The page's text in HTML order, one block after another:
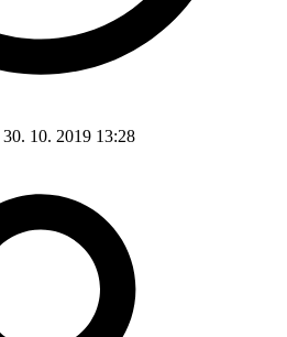
30. 10. 2019 13:28